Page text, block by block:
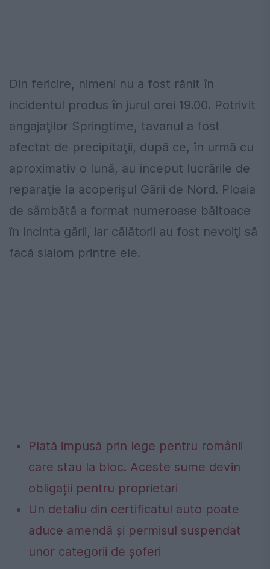
Din fericire, nimeni nu a fost rănit în
incidentul produs în jurul orei 19.00. Potrivit
angajaţilor Springtime, tavanul a fost
afectat de precipitaţii, după ce, în urmă cu
aproximativ o lună, au început lucrările de
reparaţie la acoperişul Gării de Nord. Ploaia
de sâmbătă a format numeroase băltoace
în incinta gării, iar călătorii au fost nevoiţi să
facă slalom printre ele.
Plată impusă prin lege pentru românii
care stau la bloc. Aceste sume devin
obligații pentru proprietari
Un detaliu din certificatul auto poate
aduce amendă și permisul suspendat
unor categorii de șoferi